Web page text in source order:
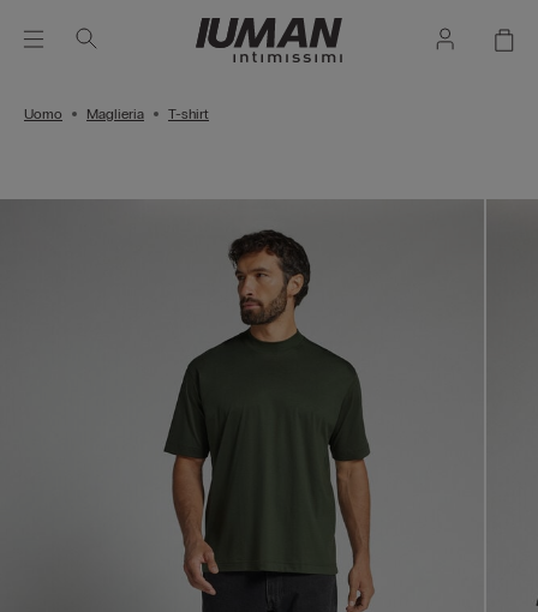
Uomo Maglieria T-shirt